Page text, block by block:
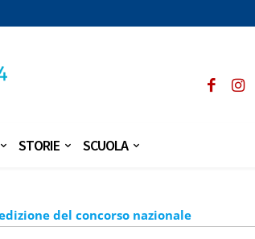
STORIE SCUOLA
del concorso nazionale